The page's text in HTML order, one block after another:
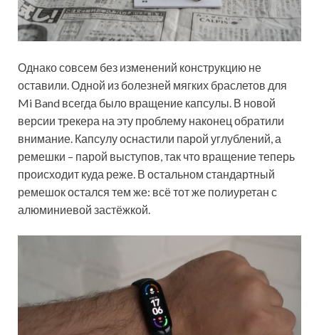
Однако совсем без изменений конструкцию не
оставили. Одной из болезней мягких браслетов для
Mi Band всегда было вращение капсулы. В новой
версии трекера на эту проблему наконец обратили
внимание. Капсулу оснастили парой углублений, а
ремешки – парой выступов, так что вращение теперь
происходит куда реже. В остальном стандартный
ремешок остался тем же: всё тот же полиуретан с
алюминиевой застёжкой.